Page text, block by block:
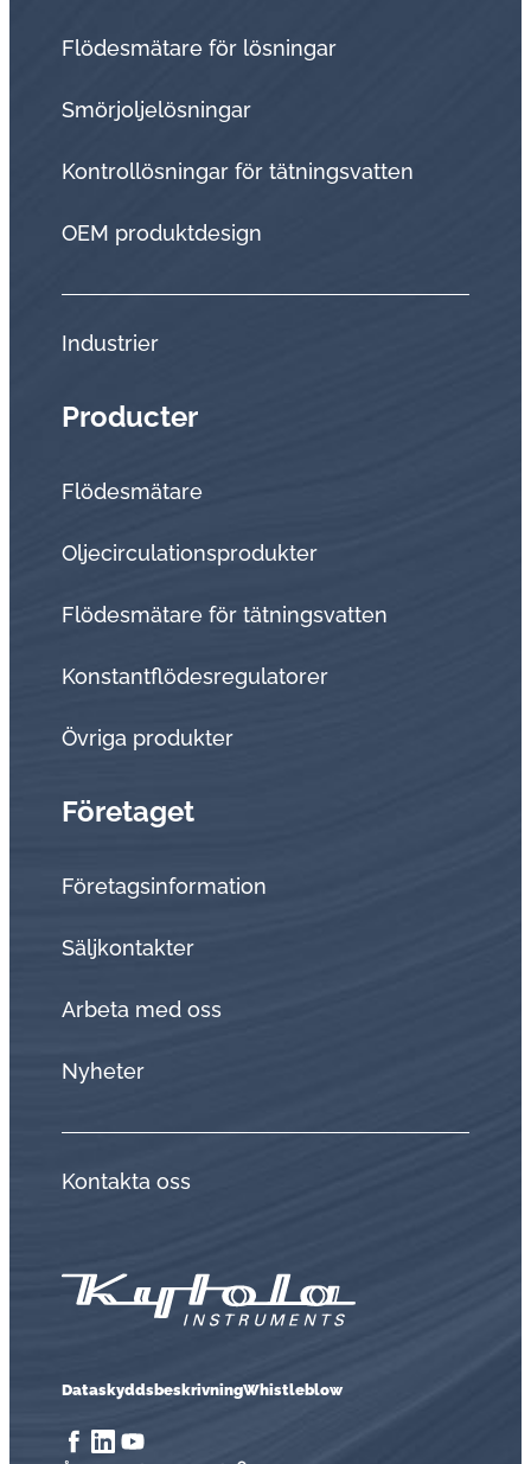
Flödesmätare för lösningar
Smörjoljelösningar
Kontrollösningar för tätningsvatten
OEM produktdesign
Industrier
Producter
Flödesmätare
Oljecirculationsprodukter
Flödesmätare för tätningsvatten
Konstantflödesregulatorer
Övriga produkter
Företaget
Företagsinformation
Sälj­kon­tak­ter
Arbeta med oss
Nyheter
Kontakta oss
DataskyddsbeskrivningWhistleblow